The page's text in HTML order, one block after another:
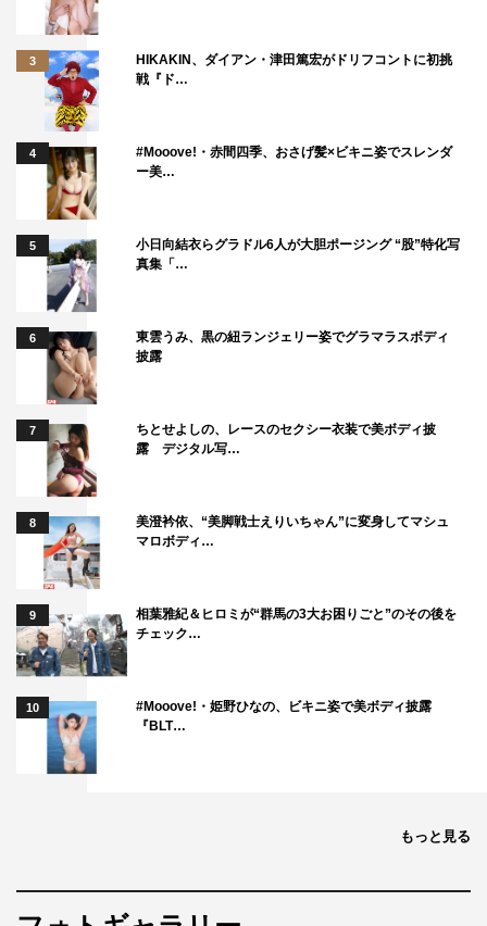
3
HIKAKIN、ダイアン・津田篤宏がドリフコントに初挑
戦『ド…
4
#Mooove!・赤間四季、おさげ髪×ビキニ姿でスレンダ
ー美…
5
小日向結衣らグラドル6人が大胆ポージング “股”特化写
真集「…
6
東雲うみ、黒の紐ランジェリー姿でグラマラスボディ
披露
7
ちとせよしの、レースのセクシー衣装で美ボディ披
露 デジタル写…
8
美澄衿依、“美脚戦士えりいちゃん”に変身してマシュ
マロボディ…
9
相葉雅紀＆ヒロミが“群馬の3大お困りごと”のその後を
チェック…
10
#Mooove!・姫野ひなの、ビキニ姿で美ボディ披露
『BLT…
もっと見る